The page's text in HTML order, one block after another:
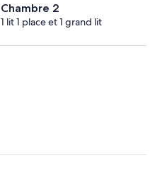
Chambre 2
1 lit 1 place et 1 grand lit